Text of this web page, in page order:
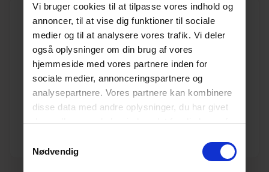
Vi bruger cookies til at tilpasse vores indhold og
annoncer, til at vise dig funktioner til sociale
medier og til at analysere vores trafik. Vi deler
også oplysninger om din brug af vores
hjemmeside med vores partnere inden for
sociale medier, annonceringspartnere og
analysepartnere. Vores partnere kan kombinere
disse data med andre oplysninger, du har givet
dem, eller som de har indsamlet fra din brug af
Nødvendig
600 mm betonkegle
Varenr. 10195411
Pakkeinfo. STK.
Se produkt